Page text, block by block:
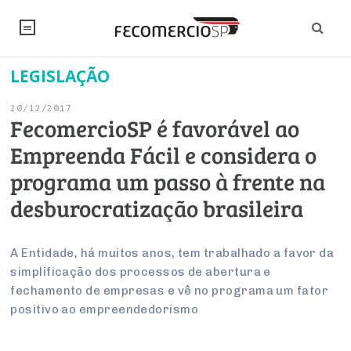
NOTÍCIAS
Artigos
Institucional
Debates Fecomercio-SP
PROJETOS ESPECIAIS:
UM BRASIL
Economia
Pesquisas
Brasil
Internacional
Modernização do Estado
Economia Digital
Legislação
Empresas
Arbitragem e Mediação
Reforma Tributária
Varejo
Sustentabilidade
ESG
Últimas Notícias
PESQUISAS
FALE CONOSCO
Sobre
CONSELHOS
Conselho de Turismo
EMPRESAS
LEGISLAÇÃO
20/12/2017
FecomercioSP é favorável ao
Empreenda Fácil e considera o
programa um passo à frente na
desburocratização brasileira
A Entidade, há muitos anos, tem trabalhado a favor da
simplificação dos processos de abertura e
fechamento de empresas e vê no programa um fator
positivo ao empreendedorismo